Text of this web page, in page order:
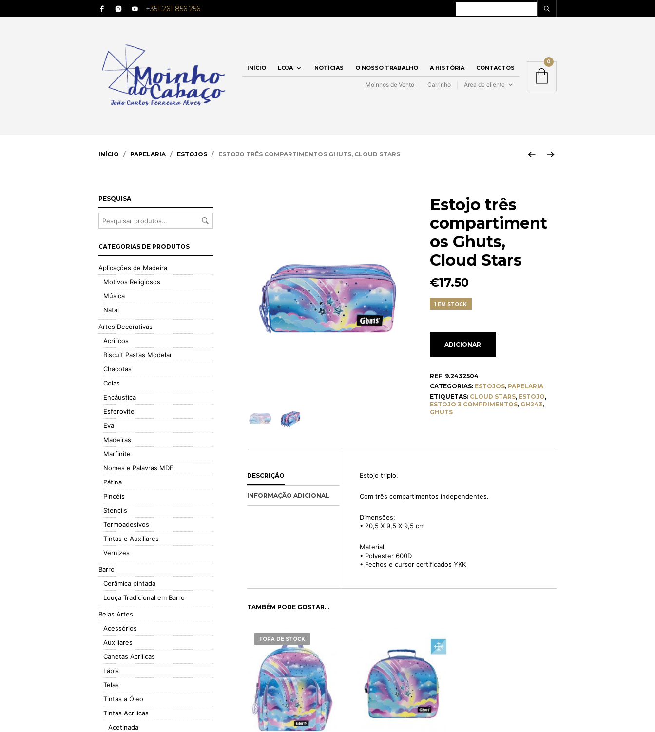
+351 261 856 256
INÍCIO LOJA NOTÍCIAS O NOSSO TRABALHO A HISTÓRIA CONTACTOS
Moinhos de Vento Carrinho Área de cliente
0
INÍCIO / PAPELARIA/ ESTOJOS / ESTOJO TRÊS COMPARTIMENTOS GHUTS, CLOUD STARS
Estojo três
compartiment
os Ghuts,
Cloud Stars
€17.50
1 EM STOCK
ADICIONAR
REF: 9.2432504
CATEGORIAS: ESTOJOS, PAPELARIA
ETIQUETAS: CLOUD STARS, ESTOJO,
ESTOJO 3 COMPRIMENTOS, GH243,
GHUTS
DESCRIÇÃO
INFORMAÇÃO ADICIONAL
Estojo triplo.
Com três compartimentos independentes.
Dimensões:
• 20,5 X 9,5 X 9,5 cm
Material:
• Polyester 600D
• Fechos e cursor certificados YKK
TAMBÉM PODE GOSTAR…
FORA DE STOCK
PESQUISA
CATEGORIAS DE PRODUTOS
Aplicações de Madeira
Motivos Religiosos
Música
Natal
Artes Decorativas
Acrilicos
Biscuit Pastas Modelar
Chacotas
Colas
Encáustica
Esferovite
Eva
Madeiras
Marfinite
Nomes e Palavras MDF
Pátina
Pincéis
Stencils
Termoadesivos
Tintas e Auxiliares
Vernizes
Barro
Cerâmica pintada
Louça Tradicional em Barro
Belas Artes
Acessórios
Auxiliares
Canetas Acrilicas
Lápis
Telas
Tintas a Óleo
Tintas Acrilicas
Acetinada